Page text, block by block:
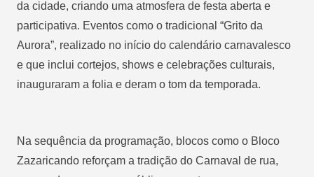
da cidade, criando uma atmosfera de festa aberta e
participativa. Eventos como o tradicional “Grito da
Aurora”, realizado no início do calendário carnavalesco
e que inclui cortejos, shows e celebrações culturais,
inauguraram a folia e deram o tom da temporada.
Na sequência da programação, blocos como o Bloco
Zazaricando reforçam a tradição do Carnaval de rua,